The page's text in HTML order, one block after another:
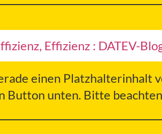
Effizienz : DATEV-
einen Platzhalterinhalt
Button unten. Bitte